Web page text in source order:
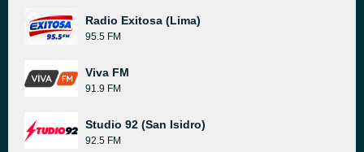
Radio Exitosa (Lima)
95.5 FM
Viva FM
91.9 FM
Studio 92 (San Isidro)
92.5 FM